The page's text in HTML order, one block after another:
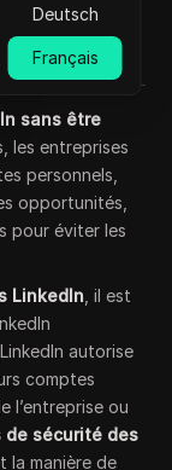
Deutsch
Français
sans être
les entreprises
personnels,
opportunités,
pour éviter les
LinkedIn , il est
autorise
comptes
l’entreprise ou
de sécurité des
la manière de